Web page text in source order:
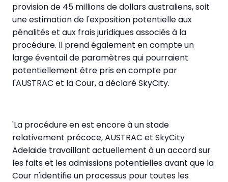
provision de 45 millions de dollars australiens, soit
une estimation de l'exposition potentielle aux
pénalités et aux frais juridiques associés à la
procédure. Il prend également en compte un
large éventail de paramètres qui pourraient
potentiellement être pris en compte par
l'AUSTRAC et la Cour, a déclaré SkyCity.
'La procédure en est encore à un stade
relativement précoce, AUSTRAC et SkyCity
Adelaide travaillant actuellement à un accord sur
les faits et les admissions potentielles avant que la
Cour n'identifie un processus pour toutes les